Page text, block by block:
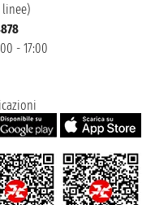
linee)
- 17:00